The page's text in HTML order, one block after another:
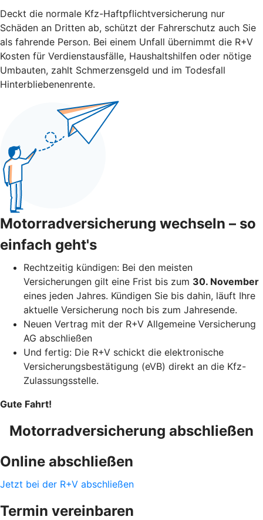
Deckt die normale Kfz-Haftpflichtversicherung nur
Schäden an Dritten ab, schützt der Fahrerschutz auch Sie
als fahrende Person. Bei einem Unfall übernimmt die R+V
Kosten für Verdienstausfälle, Haushaltshilfen oder nötige
Umbauten, zahlt Schmerzensgeld und im Todesfall
Hinterbliebenenrente.
Motorradversicherung wechseln – so
einfach geht's
Rechtzeitig kündigen: Bei den meisten
Versicherungen gilt eine Frist bis zum 30. November
eines jeden Jahres. Kündigen Sie bis dahin, läuft Ihre
aktuelle Versicherung noch bis zum Jahresende.
Neuen Vertrag mit der R+V Allgemeine Versicherung
AG abschließen
Und fertig: Die R+V schickt die elektronische
Versicherungsbestätigung (eVB) direkt an die Kfz-
Zulassungsstelle.
Gute Fahrt!
Motorradversicherung abschließen
Online abschließen
Jetzt bei der R+V abschließen
Termin vereinbaren